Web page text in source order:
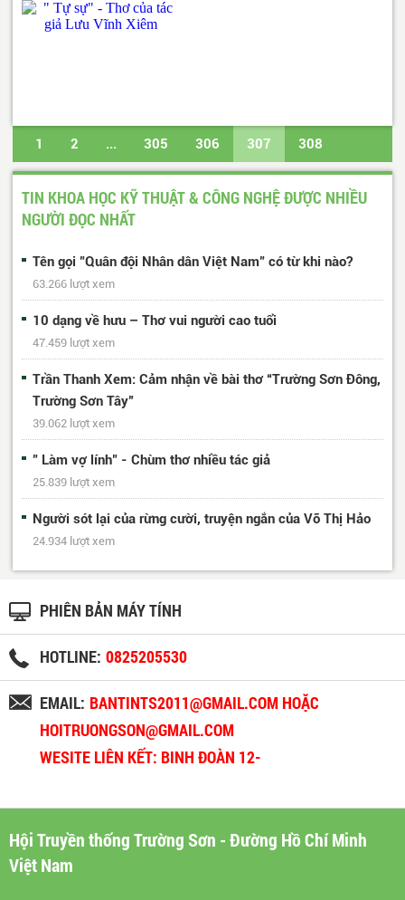
1 2 ... 305 306 307 308
309 ... 487 488 Trang cuối
TIN KHOA HỌC KỸ THUẬT & CÔNG NGHỆ ĐƯỢC NHIỀU
NGƯỜI ĐỌC NHẤT
Tên gọi "Quân đội Nhân dân Việt Nam" có từ khi nào?
63.266 lượt xem
10 dạng về hưu – Thơ vui người cao tuổi
47.459 lượt xem
Trần Thanh Xem: Cảm nhận về bài thơ “Trường Sơn Đông,
Trường Sơn Tây”
39.062 lượt xem
" Làm vợ lính" - Chùm thơ nhiều tác giả
25.839 lượt xem
Người sót lại của rừng cười, truyện ngắn của Võ Thị Hảo
24.934 lượt xem
PHIÊN BẢN MÁY TÍNH
HOTLINE: 0825205530
EMAIL: BANTINTS2011@GMAIL.COM HOẶC
HOITRUONGSON@GMAIL.COM
WESITE LIÊN KẾT: BINH ĐOÀN 12-
Hội Truyền thống Trường Sơn - Đường Hồ Chí Minh
Việt Nam